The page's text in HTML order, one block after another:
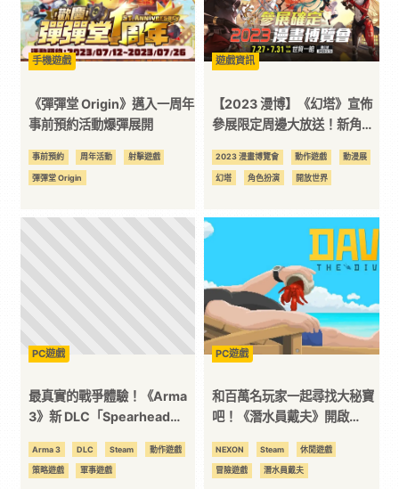
科
技
全
方
位
平
台
手機遊戲
《彈彈堂 Origin》邁入一周年
事前預約活動爆彈展開
事前預約 周年活動 射擊遊戲
彈彈堂 Origin
遊戲資訊
【2023 漫博】《幻塔》宣佈
參展限定周邊大放送！新角色
2023 漫畫博覽會 動作遊戲 動漫展
幻塔 角色扮演 開放世界
PC遊戲
最真實的戰爭體驗！《Arma
3》新 DLC「Spearhead
Arma 3 DLC Steam 動作遊戲
策略遊戲 軍事遊戲
PC遊戲
和百萬名玩家一起尋找大秘寶
吧！《潛水員戴夫》開啟
NEXON Steam 休閒遊戲
冒險遊戲 潛水員戴夫